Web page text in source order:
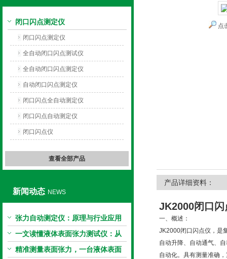
闭口闪点测定仪
闭口闪点测定仪
全自动闭口闪点测试仪
全自动闭口闪点测定仪
自动闭口闪点测定仪
闭口闪点全自动测定仪
闭口闪点自动测定仪
闭口闪点仪
查看全部产品
新闻动态 NEWS
张力自动测定仪：原理与行业应用
解析
一文读懂液体表面张力测试仪：从
原理到应用全掌握
精准测量表面张力，一台液体表面
点
产品详细资料：
JK2000闭口闪
一、概述：
JK2000闭口闪点仪 ， 是
自动升降、自动通气、
自动化。具有测量准确